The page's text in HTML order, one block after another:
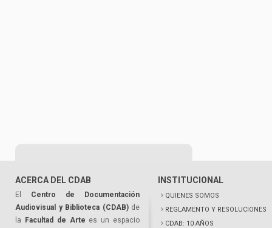
ACERCA DEL CDAB
El Centro de Documentación
Audiovisual y Biblioteca (CDAB)de
la
Facultad de Arte es un espacio
INSTITUCIONAL
QUIENES SOMOS
REGLAMENTO Y RESOLUCIONES
CDAB: 10 AÑOS